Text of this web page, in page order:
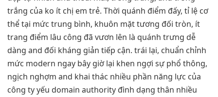
trắng của ko ít chị em trẻ. Thời quánh điểm đấy, tỉ lệ cơ
thể tại mức trung bình, khuôn mặt tương đối tròn, ít
trang điểm lâu công đã vươn lên là quánh trưng dễ
dàng and đối kháng giản tiếp cận. trái lại, chuẩn chỉnh
mức modern ngay bây giờ lại khen ngợi sự phổ thông,
ngịch nghợm and khai thác nhiều phần năng lực của
công ty yếu domain authority đình dạng thân nhiều